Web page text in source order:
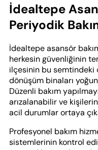
İdealtepe
Periyodik
İdealtepe asansör
herkesin güvenliğinin
ilçesinin bu semtindeki
dönüşüm binaları
Düzenli bakım
arızalanabilir ve
acil durumlar ortaya
Profesyonel bakım
sistemlerinin kontrol